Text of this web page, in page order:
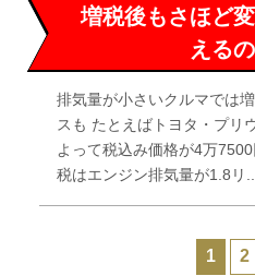
増税後もさほど
える
排気量が小さいクルマでは
スも たとえばトヨタ・プリ
よって税込み価格が4万
税はエンジン排気量が1.8リ
1 2